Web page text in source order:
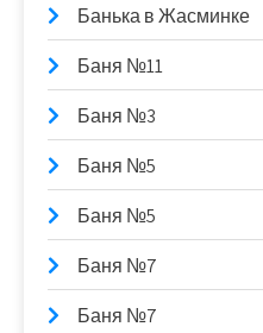
Банька в Жасминке
Баня №11
Баня №3
Баня №5
Баня №5
Баня №7
Баня №7